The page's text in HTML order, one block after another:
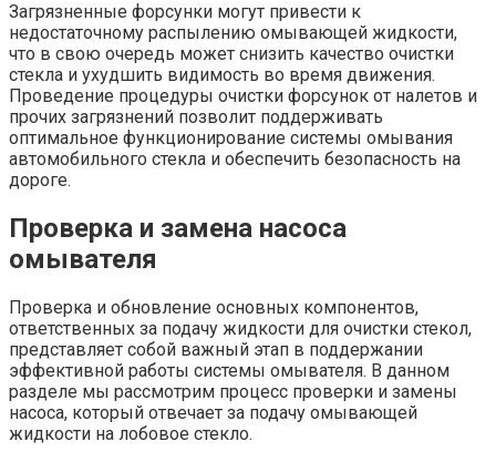
Загрязненные форсунки могут привести к
недостаточному распылению омывающей жидкости,
что в свою очередь может снизить качество очистки
стекла и ухудшить видимость во время движения.
Проведение процедуры очистки форсунок от налетов и
прочих загрязнений позволит поддерживать
оптимальное функционирование системы омывания
автомобильного стекла и обеспечить безопасность на
дороге.
Проверка и замена насоса
омывателя
Проверка и обновление основных компонентов,
ответственных за подачу жидкости для очистки стекол,
представляет собой важный этап в поддержании
эффективной работы системы омывателя. В данном
разделе мы рассмотрим процесс проверки и замены
насоса, который отвечает за подачу омывающей
жидкости на лобовое стекло.